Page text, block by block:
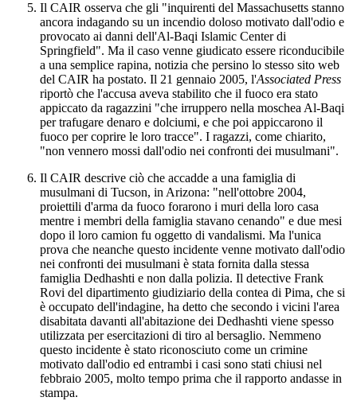
Il CAIR osserva che gli "inquirenti del Massachusetts stanno
ancora indagando su un incendio doloso motivato dall'odio e
provocato ai danni dell'Al-Baqi Islamic Center di
Springfield". Ma il caso venne giudicato essere riconducibile
a una semplice rapina, notizia che persino lo stesso sito web
del CAIR ha postato. Il 21 gennaio 2005, l'Associated Press
riportò che l'accusa aveva stabilito che il fuoco era stato
appiccato da ragazzini "che irruppero nella moschea Al-Baqi
per trafugare denaro e dolciumi, e che poi appiccarono il
fuoco per coprire le loro tracce". I ragazzi, come chiarito,
"non vennero mossi dall'odio nei confronti dei musulmani".
Il CAIR descrive ciò che accadde a una famiglia di
musulmani di Tucson, in Arizona: "nell'ottobre 2004,
proiettili d'arma da fuoco forarono i muri della loro casa
mentre i membri della famiglia stavano cenando" e due mesi
dopo il loro camion fu oggetto di vandalismi. Ma l'unica
prova che neanche questo incidente venne motivato dall'odio
nei confronti dei musulmani è stata fornita dalla stessa
famiglia Dedhashti e non dalla polizia. Il detective Frank
Rovi del dipartimento giudiziario della contea di Pima, che si
è occupato dell'indagine, ha detto che secondo i vicini l'area
disabitata davanti all'abitazione dei Dedhashti viene spesso
utilizzata per esercitazioni di tiro al bersaglio. Nemmeno
questo incidente è stato riconosciuto come un crimine
motivato dall'odio ed entrambi i casi sono stati chiusi nel
febbraio 2005, molto tempo prima che il rapporto andasse in
stampa.